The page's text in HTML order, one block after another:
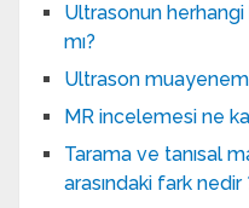
Ultrasonun
mı?
Ultrason
MR incelemesi ne
Tarama ve tanısal
arasındaki fark nedir